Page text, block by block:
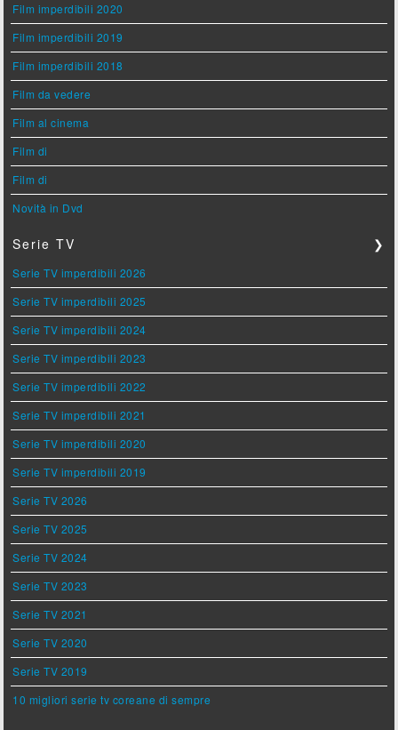
Film imperdibili 2020
Film imperdibili 2019
Film imperdibili 2018
Film da vedere
Film al cinema
Film di
Film di
Novità in Dvd
Serie TV ❯
Serie TV imperdibili 2026
Serie TV imperdibili 2025
Serie TV imperdibili 2024
Serie TV imperdibili 2023
Serie TV imperdibili 2022
Serie TV imperdibili 2021
Serie TV imperdibili 2020
Serie TV imperdibili 2019
Serie TV 2026
Serie TV 2025
Serie TV 2024
Serie TV 2023
Serie TV 2021
Serie TV 2020
Serie TV 2019
10 migliori serie tv coreane di sempre